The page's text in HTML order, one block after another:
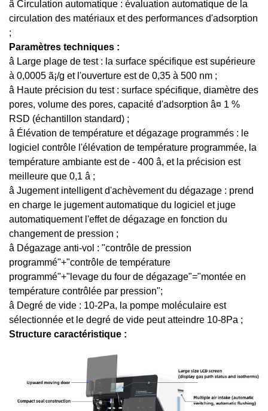
â Circulation automatique : évaluation automatique de la
circulation des matériaux et des performances d'adsorption
;
Paramètres techniques :
â Large plage de test : la surface spécifique est supérieure
à 0,0005 ã¡/g et l'ouverture est de 0,35 à 500 nm ;
â Haute précision du test : surface spécifique, diamètre des
pores, volume des pores, capacité d'adsorption â¤ 1 %
RSD (échantillon standard) ;
â Élévation de température et dégazage programmés : le
logiciel contrôle l'élévation de température programmée, la
température ambiante est de - 400 â, et la précision est
meilleure que 0,1 â ;
â Jugement intelligent d'achèvement du dégazage : prend
en charge le jugement automatique du logiciel et juge
automatiquement l'effet de dégazage en fonction du
changement de pression ;
â Dégazage anti-vol : "contrôle de pression
programmé"+"contrôle de température
programmé"+"levage du four de dégazage"="montée en
température contrôlée par pression";
â Degré de vide : 10-2Pa, la pompe moléculaire est
sélectionnée et le degré de vide peut atteindre 10-8Pa ;
Structure caractéristique :